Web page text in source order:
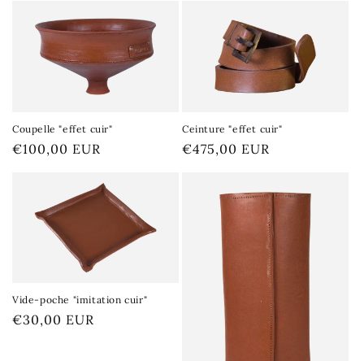
Coupelle "effet cuir"
Prix
€100,00 EUR
Ceinture "effet cuir"
Prix
€475,00 EUR
Vide-poche "imitation cuir"
Prix
€30,00 EUR